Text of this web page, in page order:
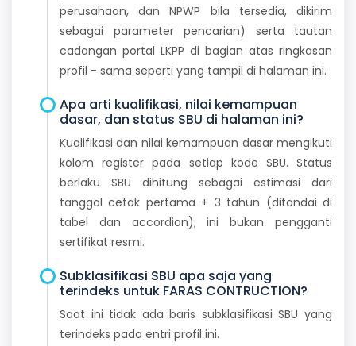
perusahaan, dan NPWP bila tersedia, dikirim
sebagai parameter pencarian) serta tautan
cadangan portal LKPP di bagian atas ringkasan
profil - sama seperti yang tampil di halaman ini.
Apa arti kualifikasi, nilai kemampuan
dasar, dan status SBU di halaman ini?
Kualifikasi dan nilai kemampuan dasar mengikuti
kolom register pada setiap kode SBU. Status
berlaku SBU dihitung sebagai estimasi dari
tanggal cetak pertama + 3 tahun (ditandai di
tabel dan accordion); ini bukan pengganti
sertifikat resmi.
Subklasifikasi SBU apa saja yang
terindeks untuk FARAS CONTRUCTION?
Saat ini tidak ada baris subklasifikasi SBU yang
terindeks pada entri profil ini.